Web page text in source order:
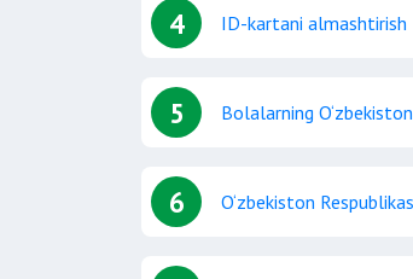
4 ID-kartani almashtirish
5 Bolalarning
6 O‘zbekiston